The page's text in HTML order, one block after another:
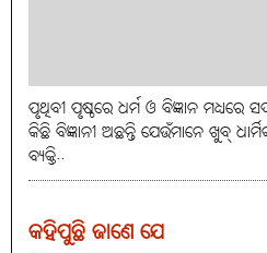
ପୃଥିବୀ ପୃଷ୍ଠରେ ଧର୍ମ ଓ ବିଜ୍ଞାନ ମଧ୍ୟରେ
କିଛି ବିଜ୍ଞାନୀ ଅଛନ୍ତି ଯେଉଁମାନେ ଖୁବ୍‌
ବ୍ୟକ୍ତି..
କହିପୁଛି ଜାଣେ ଯେ